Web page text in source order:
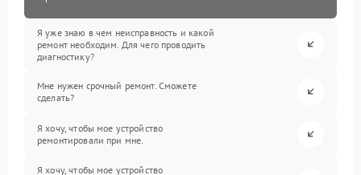
Я уже знаю в чем неисправность и какой
ремонт необходим. Для чего проводить
диагностику?
Мне нужен срочный ремонт. Сможете
сделать?
Я хочу, чтобы мое устройство
ремонтировали при мне.
Я хочу, чтобы мое устройство